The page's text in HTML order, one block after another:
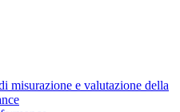
misurazione e valutazione della